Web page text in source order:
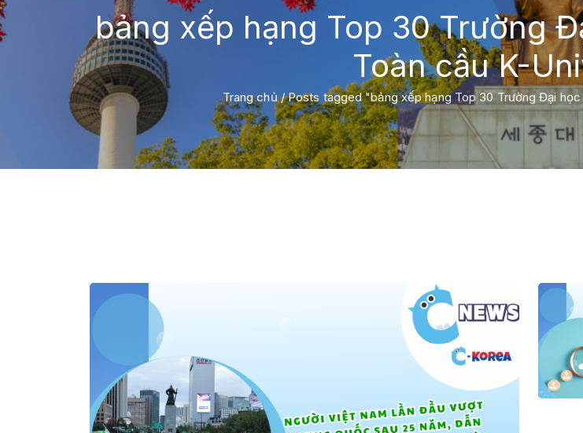
bảng xếp hạng Top 30 Trường
Toàn cầu K-
Trang chủ/Posts tagged "bảng xếp hạng Top 30 Trường Đại